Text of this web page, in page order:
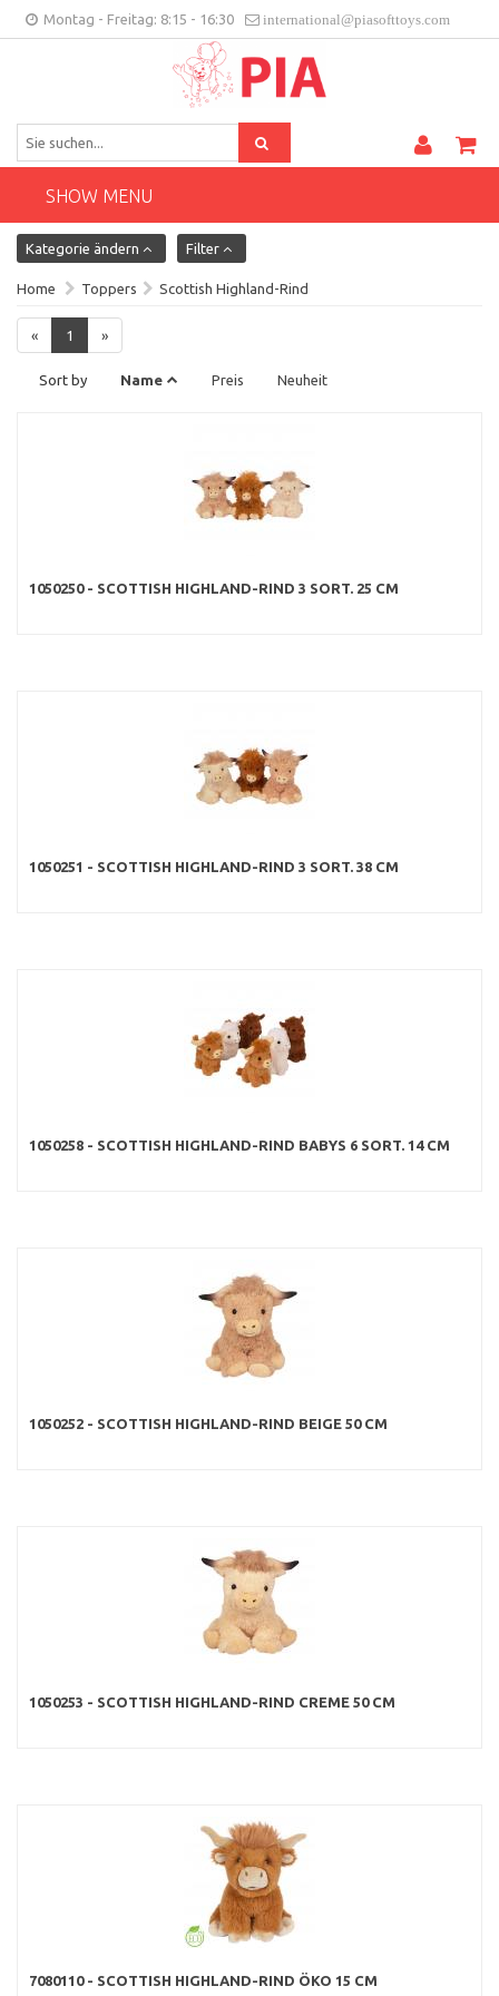
Montag - Freitag: 8:15 - 16:30 international@piasofttoys.com
Kundenfeedback
DE
SHOW MENU
Kategorie ändern Filter
Home Toppers Scottish Highland-Rind
« 1 »
Sort by Name Preis Neuheit
1050250 - SCOTTISH HIGHLAND-RIND 3 SORT. 25 CM
1050251 - SCOTTISH HIGHLAND-RIND 3 SORT. 38 CM
1050258 - SCOTTISH HIGHLAND-RIND BABYS 6 SORT. 14 CM
1050252 - SCOTTISH HIGHLAND-RIND BEIGE 50 CM
1050253 - SCOTTISH HIGHLAND-RIND CREME 50 CM
7080110 - SCOTTISH HIGHLAND-RIND ÖKO 15 CM